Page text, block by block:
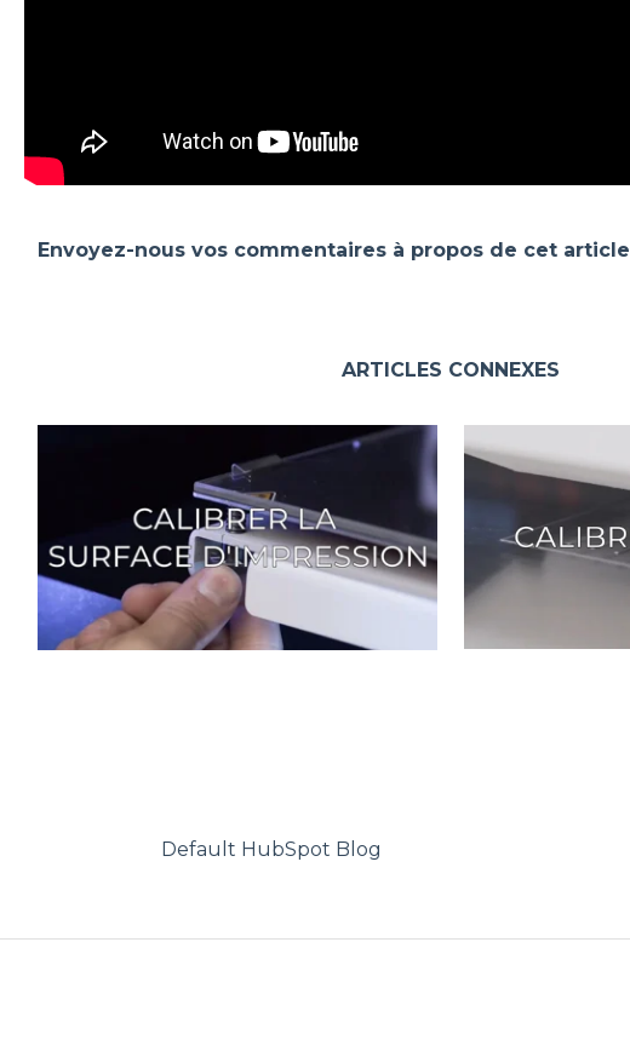
Envoyez-nous vos commentaires à propos de cet article
ARTICLES CONNEXES
Default HubSpot Blog